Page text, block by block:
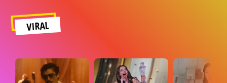
VIRAL